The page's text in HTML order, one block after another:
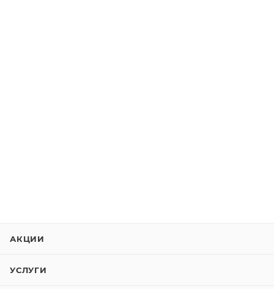
АКЦИИ
УСЛУГИ